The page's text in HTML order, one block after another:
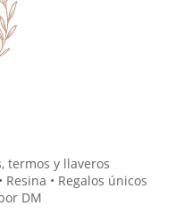
termos y llaveros
• Regalos únicos
DM